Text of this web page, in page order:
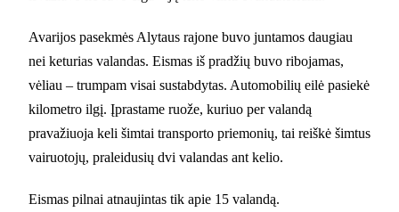
Avarijos pasekmės Alytaus rajone buvo juntamos daugiau
nei keturias valandas. Eismas iš pradžių buvo ribojamas,
vėliau – trumpam visai sustabdytas. Automobilių eilė pasiekė
kilometro ilgį. Įprastame ruože, kuriuo per valandą
pravažiuoja keli šimtai transporto priemonių, tai reiškė šimtus
vairuotojų, praleidusių dvi valandas ant kelio.
Eismas pilnai atnaujintas tik apie 15 valandą.